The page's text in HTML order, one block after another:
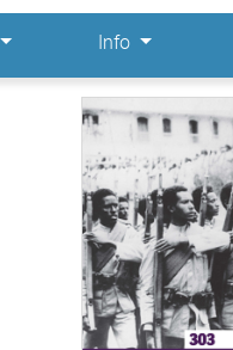
Info
Immagine di copertina